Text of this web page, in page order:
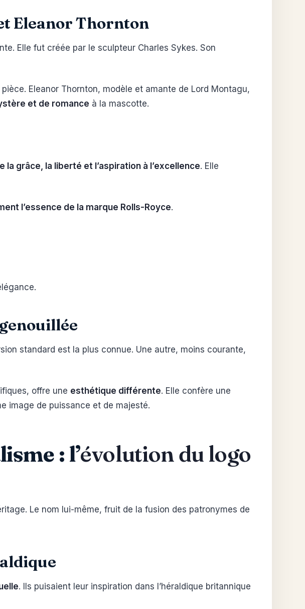
Eleanor Thornton
Elle fut créée par le sculpteur Charles Sykes. Son
Eleanor Thornton, modèle et amante de Lord Montagu,
et de romance à la mascotte.
la grâce, la liberté et l’aspiration à l’excellence. Elle
l’essence de la marque Rolls-Royce.
standard est la plus connue. Une autre, moins courante,
offre une esthétique différente. Elle confère une
image de puissance et de majesté.
: l’évolution du logo
Le nom lui-même, fruit de la fusion des patronymes de
. Ils puisaient leur inspiration dans l’héraldique britannique